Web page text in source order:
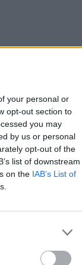
your personal or
opt-out section to
you may
by us or personal
opt-out of the
list of downstream
on the IAB’s List of